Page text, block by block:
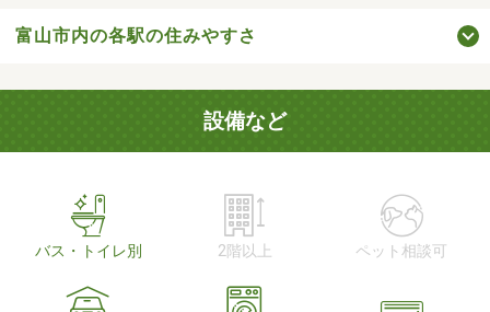
富山市内の各駅の住みやすさ
設備など
バス・トイレ別 2階以上 ペット相談可